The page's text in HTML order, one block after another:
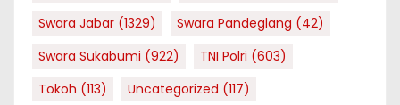
Swara Jabar (1329) Swara Pandeglang (42)
Swara Sukabumi (922) TNI Polri (603)
Tokoh (113) Uncategorized (117)